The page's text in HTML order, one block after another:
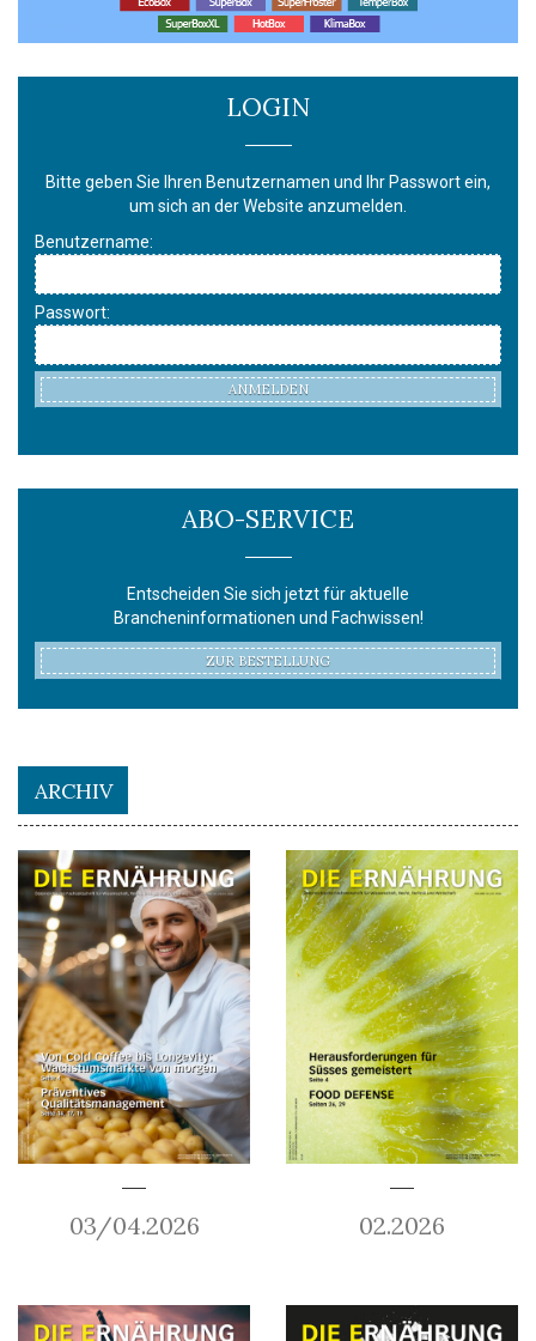
LOGIN
Bitte geben Sie Ihren Benutzernamen und Ihr Passwort ein,
um sich an der Website anzumelden.
Benutzername:
Passwort:
ANMELDEN
ABO-SERVICE
Entscheiden Sie sich jetzt für aktuelle
Brancheninformationen und Fachwissen!
ZUR BESTELLUNG
ARCHIV
03/04.2026 02.2026